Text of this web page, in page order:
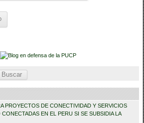
PROYECTOS DE CONECTIVIDAD Y SERVICIOS
EN EL PERU SI SE SUBSIDIA LA